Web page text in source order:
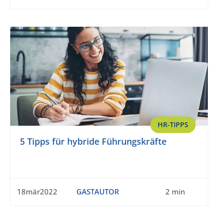
HR-TIPPS
5 Tipps für hybride Führungskräfte
18mär2022 GASTAUTOR 2 min